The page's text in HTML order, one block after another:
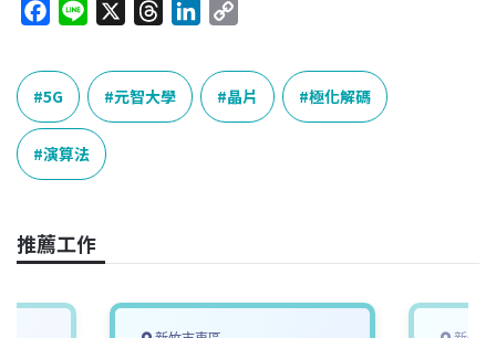
c
e
b
o
o
e
r
e
a
k
e
p
y
L
5G 元智大學 晶片 極化解碼
演算法
推薦工作